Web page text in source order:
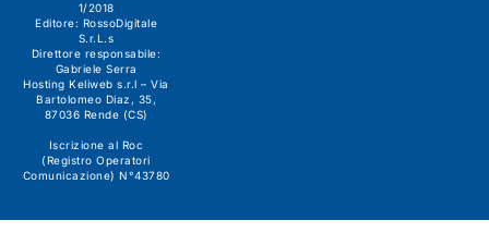
1/2018
Editore: RossoDigitale
S.r.L.s
Direttore responsabile:
Gabriele Serra
Hosting Keliweb s.r.l – Via
Bartolomeo Diaz, 35,
87036 Rende (CS)
Iscrizione al Roc
(Registro Operatori
Comunicazione) N°43780